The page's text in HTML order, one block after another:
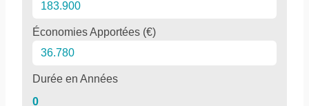
Économies Apportées (€)
Durée en Années
0